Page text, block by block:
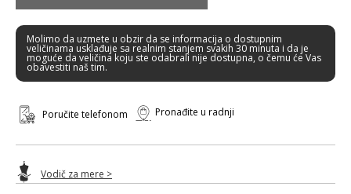
Molimo da uzmete u obzir da se informacija o dostupnim
veličinama usklađuje sa realnim stanjem svakih 30 minuta i da je
moguće da veličina koju ste odabrali nije dostupna, o čemu će Vas
obavestiti naš tim.
Poručite telefonom Pronađite u radnji
Vodič za mere >